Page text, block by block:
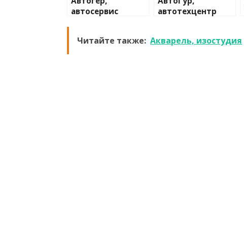
автосервис
автотехцентр
Читайте также: Акварель, изостудия